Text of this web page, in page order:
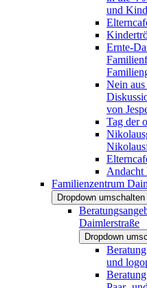
und
Ernte-
Nein
von
Tag der
Andacht
Familienzentrum
Dropdown umschalten
Daimlerstraße
Dropdown
und